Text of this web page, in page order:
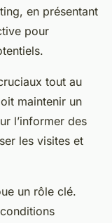
en présentant
pour
tout au
maintenir un
l’informer des
les visites et
un rôle clé.